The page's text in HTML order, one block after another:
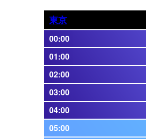
東京
00:00
01:00
02:00
03:00
04:00
05:00